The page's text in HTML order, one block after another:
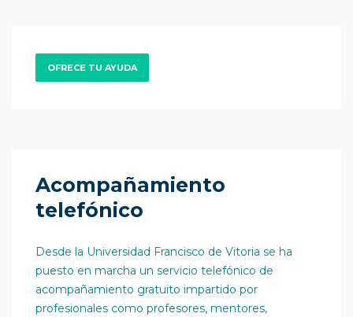
OFRECE TU AYUDA
Acompañamiento
telefónico
Desde la Universidad Francisco de Vitoria se ha
puesto en marcha un servicio telefónico de
acompañamiento gratuito impartido por
profesionales como profesores, mentores,